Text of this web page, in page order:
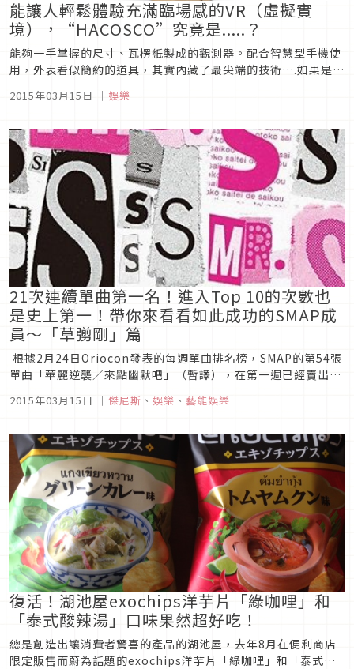
能讓人輕鬆體驗充滿臨場感的VR（虛擬實
境），“HACOSCO”究竟是.....？
能夠一手掌握的尺寸、瓦楞紙製成的觀測器。配合智慧型手機使
用，外表看似簡約的道具，其實內藏了最尖端的技術….如果是這
程式的智慧型手機，就能夠體驗到充滿臨場感的虛擬實境（以下
來的影像...
2015年03月15日 ｜ 娛樂
21次連續單曲第一名！進入Top 10的次數也
是史上第一！帶你來看看如此成功的SMAP成
員～「草彅剛」篇
根據2月24日Oriocon發表的每週單曲排名榜，SMAP的第54張
單曲「華麗逆襲／來點幽默吧」（暫譯），在第一週已經賣出了
的第一次得到週次單曲冠軍的是「freebird」（2002年5月發
2015年03月15日 ｜ 傑尼斯 、 娛樂 、 藝能娛樂
復活！湖池屋exochips洋芋片「綠咖哩」和
「泰式酸辣湯」口味果然超好吃！
總是創造出讓消費者驚喜的產品的湖池屋，去年8月在便利商店
限定販售而蔚為話題的exochips洋芋片「綠咖哩」和「泰式酸